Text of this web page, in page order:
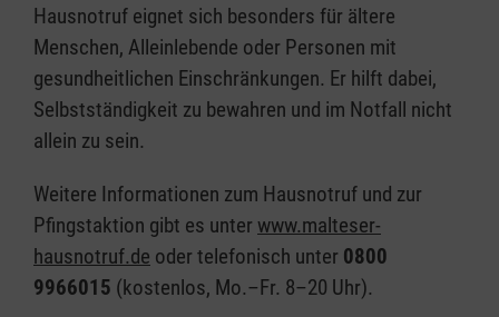
Hausnotruf eignet sich besonders für ältere
Menschen, Alleinlebende oder Personen mit
gesundheitlichen Einschränkungen. Er hilft dabei,
Selbstständigkeit zu bewahren und im Notfall nicht
allein zu sein.
Weitere Informationen zum Hausnotruf und zur
Pfingstaktion gibt es unter www.malteser-
hausnotruf.de oder telefonisch unter 0800
9966015 (kostenlos, Mo.–Fr. 8–20 Uhr).